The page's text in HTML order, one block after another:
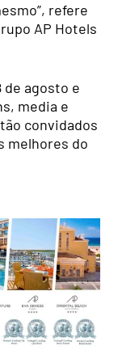
refere
AP Hotels
de agosto e
media e
convidados
melhores do